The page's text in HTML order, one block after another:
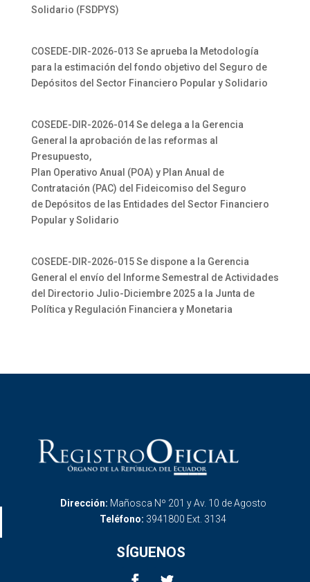
Solidario (FSDPYS)
COSEDE-DIR-2026-013 Se aprueba la Metodología
para la estimación del fondo objetivo del Seguro de
Depósitos del Sector Financiero Popular y Solidario
COSEDE-DIR-2026-014 Se delega a la Gerencia
General la aprobación de las reformas al
Presupuesto,
Plan Operativo Anual (POA) y Plan Anual de
Contratación (PAC) del Fideicomiso del Seguro
de Depósitos de las Entidades del Sector Financiero
Popular y Solidario
COSEDE-DIR-2026-015 Se dispone a la Gerencia
General el envío del Informe Semestral de Actividades
del Directorio Julio-Diciembre 2025 a la Junta de
Política y Regulación Financiera y Monetaria
Dirección: Mañosca Nº 201 y Av. 10 de Agosto
Teléfono: 3941800 Ext. 3134
SÍGUENOS